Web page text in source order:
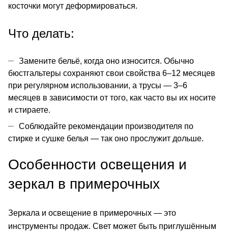
косточки могут деформироваться.
Что делать:
Замените бельё, когда оно износится. Обычно
бюстгальтеры сохраняют свои свойства 6–12 месяцев
при регулярном использовании, а трусы — 3–6
месяцев в зависимости от того, как часто вы их носите
и стираете.
Соблюдайте рекомендации производителя по
стирке и сушке белья — так оно прослужит дольше.
Особенности освещения и
зеркал в примерочных
Зеркала и освещение в примерочных — это
инструменты продаж. Свет может быть приглушённым